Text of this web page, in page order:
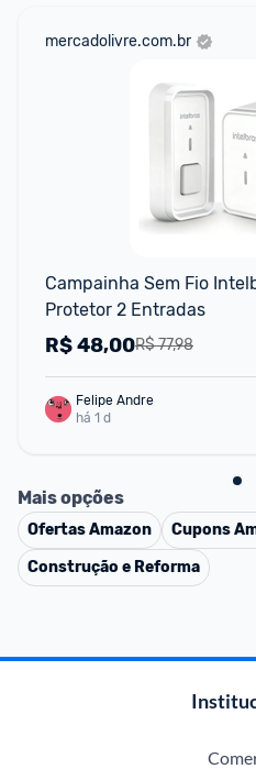
mercadolivre.com.br
Campainha Sem Fio
Protetor 2 Entradas
R$ 77,98
R$48,00
Felipe Andre
há 1 d
Mais opções
OfertasAmazon Cupons
Construção e Reforma